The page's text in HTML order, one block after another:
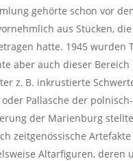
gehörte schon vor
aus Stücken,
hatte. 1945
aber auch dieser
z. B. inkrustierte
Pallasche der
der Marienburg
zeitgenössische
Altarfiguren,